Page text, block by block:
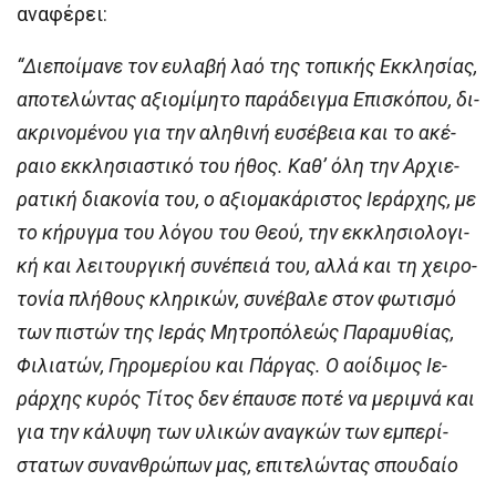
αναφέρει:
“Δι­ε­ποί­μα­νε τον ευ­λα­βή λα­ό της το­πι­κής Εκ­κλη­σί­ας,
α­πο­τε­λών­τας α­ξι­ο­μί­μη­το πα­ρά­δειγ­μα Ε­πι­σκό­που, δι­
α­κρι­νο­μέ­νου για την α­λη­θι­νή ευ­σέ­βεια και το α­κέ­
ραι­ο εκ­κλη­σι­α­στι­κό του ή­θος. Κα­θ’ ό­λη την Αρ­χι­ε­
ρα­τι­κή δι­α­κο­νί­α του, ο α­ξι­ο­μα­κά­ρι­στος Ι­ε­ράρ­χης, με
το κή­ρυγ­μα του λό­γου του Θε­ού, την εκ­κλη­σι­ο­λο­γι­
κή και λει­τουρ­γι­κή συ­νέ­πειά του, αλ­λά και τη χει­ρο­
το­νί­α πλή­θους κλη­ρι­κών, συ­νέ­βα­λε στον φω­τι­σμό
των πι­στών της Ι­ε­ράς Μη­τρο­πό­λε­ώς Παραμυθίας,
Φιλιατών, Γηρομερίου και Πάργας. Ο α­οί­δι­μος Ι­ε­
ράρ­χης κυ­ρός Τί­τος δεν έ­παυ­σε πο­τέ να με­ρι­μνά και
για την κά­λυ­ψη των υ­λι­κών α­ναγ­κών των εμ­πε­ρί­
στα­των συ­ναν­θρώ­πων μας, ε­πι­τε­λών­τας σπου­δαί­ο